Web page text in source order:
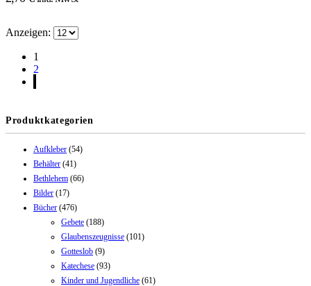
Anzeigen:
1
2
Produktkategorien
Aufkleber (54)
Behälter (41)
Bethlehem (66)
Bilder (17)
Bücher (476)
Gebete (188)
Glaubenszeugnisse (101)
Gotteslob (9)
Katechese (93)
Kinder und Jugendliche (61)